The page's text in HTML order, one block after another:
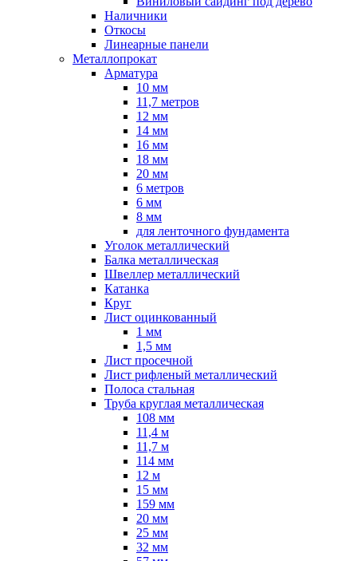
Наличники
Откосы
Линеарные панели
Металлопрокат
Арматура
10 мм
11,7 метров
12 мм
14 мм
16 мм
18 мм
20 мм
6 метров
6 мм
8 мм
для ленточного фундамента
Уголок металлический
Балка металлическая
Швеллер металлический
Катанка
Круг
Лист оцинкованный
1 мм
1,5 мм
Лист просечной
Лист рифленый металлический
Полоса стальная
Труба круглая металлическая
108 мм
11,4 м
11,7 м
114 мм
12 м
15 мм
159 мм
20 мм
25 мм
32 мм